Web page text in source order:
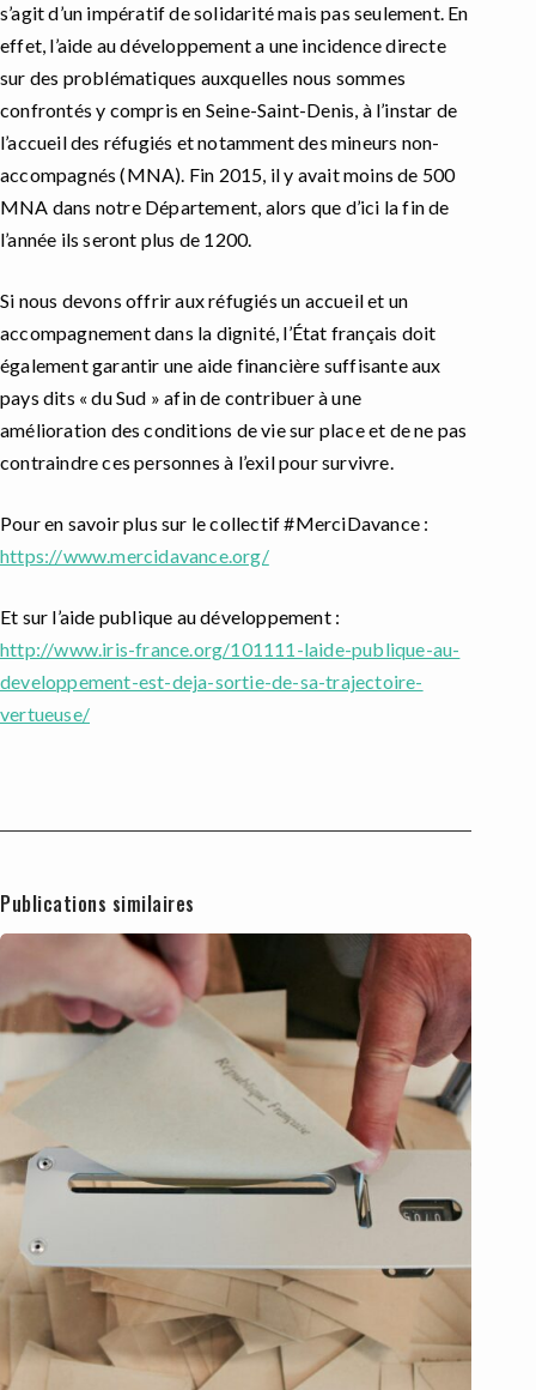
s’agit d’un impératif de solidarité mais pas seulement. En
effet, l’aide au développement a une incidence directe
sur des problématiques auxquelles nous sommes
confrontés y compris en Seine-Saint-Denis, à l’instar de
l’accueil des réfugiés et notamment des mineurs non-
accompagnés (MNA). Fin 2015, il y avait moins de 500
MNA dans notre Département, alors que d’ici la fin de
l’année ils seront plus de 1200.
Si nous devons offrir aux réfugiés un accueil et un
accompagnement dans la dignité, l’État français doit
également garantir une aide financière suffisante aux
pays dits « du Sud » afin de contribuer à une
amélioration des conditions de vie sur place et de ne pas
contraindre ces personnes à l’exil pour survivre.
Pour en savoir plus sur le collectif #MerciDavance :
https://www.mercidavance.org/
Et sur l’aide publique au développement :
http://www.iris-france.org/101111-laide-publique-au-
developpement-est-deja-sortie-de-sa-trajectoire-
vertueuse/
Publications similaires